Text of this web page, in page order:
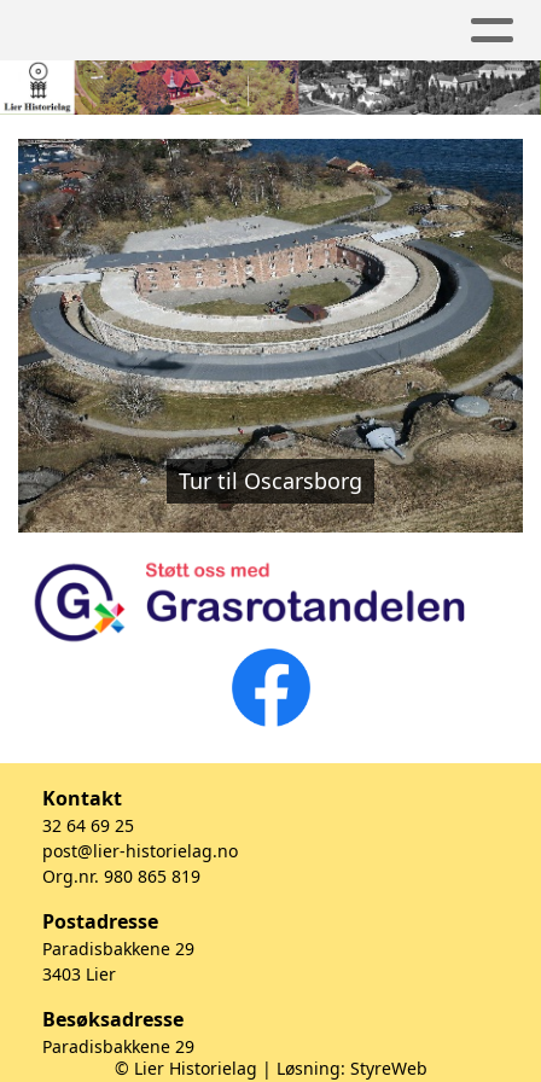
Tur til Oscarsborg
Kontakt
32 64 69 25
post@lier-historielag.no
Org.nr. 980 865 819
Postadresse
Paradisbakkene 29
3403 Lier
Besøksadresse
Paradisbakkene 29
3403 Lier© Lier Historielag | Løsning: StyreWeb